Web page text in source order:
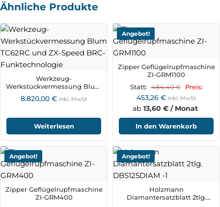
Ähnliche Produkte
Werkzeug-
Werkstückvermessung Blum
TC62RC und ZX-Speed BRC-
Funktechnologie
8.820,00 € inkl. MwSt
Weiterlesen
Angebot!
Zipper Geflügelrupfmaschine
ZI-GRM1100
Statt: 484,40€ Preis:
453,26 € inkl. MwSt
ab 13,60 € / Monat
In den Warenkorb
Angebot!
Zipper Geflügelrupfmaschine
ZI-GRM400
Angebot!
Holzmann
Diamantersatzblatt 2tlg.
DBS125DIAM